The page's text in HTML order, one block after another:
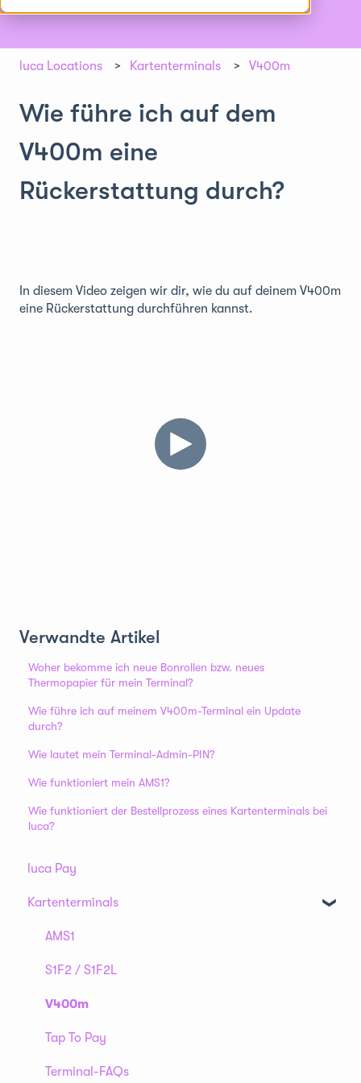
luca Locations Kartenterminals V400m
Wie führe ich auf dem
V400m eine
Rückerstattung durch?
In diesem Video zeigen wir dir, wie du auf deinem V400m
eine Rückerstattung durchführen kannst.
Verwandte Artikel
Woher bekomme ich neue Bonrollen bzw. neues
Thermopapier für mein Terminal?
Wie führe ich auf meinem V400m-Terminal ein Update
durch?
Wie lautet mein Terminal-Admin-PIN?
Wie funktioniert mein AMS1?
Wie funktioniert der Bestellprozess eines Kartenterminals bei
luca?
luca Pay
Kartenterminals
AMS1
S1F2 / S1F2L
V400m
Tap To Pay
Terminal-FAQs